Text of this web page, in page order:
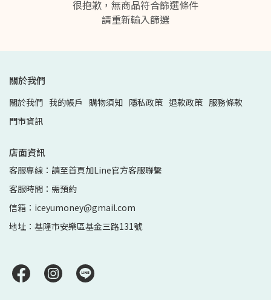
很抱歉，無商品符合篩選條件
請重新輸入篩選
關於我們
關於我們 我的帳戶 購物須知 隱私政策 退款政策 服務條款
門市資訊
店面資訊
客服專線：請至首頁加Line官方客服聯繫
客服時間：需預約
信箱：iceyumoney@gmail.com
地址：基隆市安樂區基金三路131號